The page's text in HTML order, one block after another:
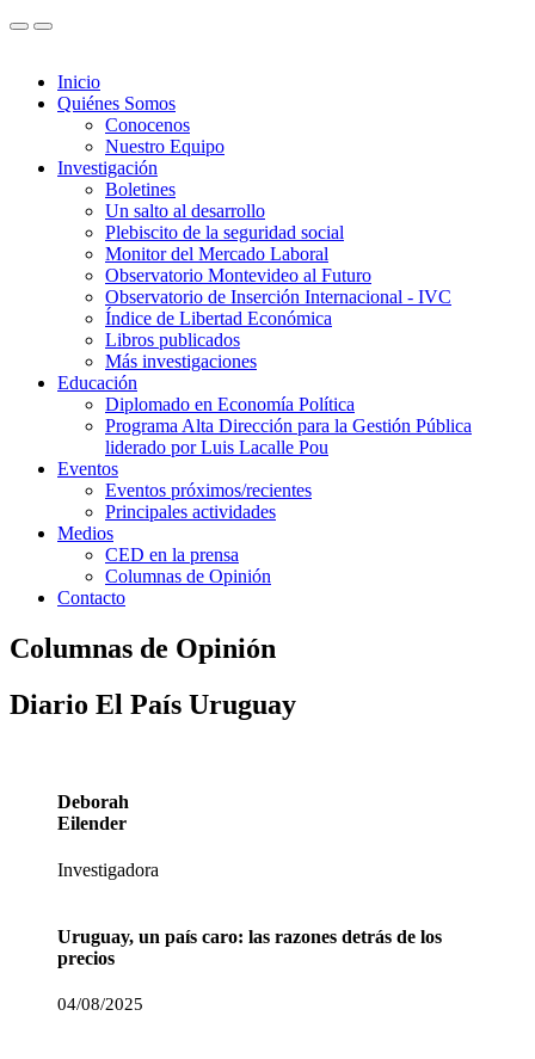
Inicio
Quiénes Somos
Conocenos
Nuestro Equipo
Investigación
Boletines
Un salto al desarrollo
Plebiscito de la seguridad social
Monitor del Mercado Laboral
Observatorio Montevideo al Futuro
Observatorio de Inserción Internacional - IVC
Índice de Libertad Económica
Libros publicados
Más investigaciones
Educación
Diplomado en Economía Política
Programa Alta Dirección para la Gestión Pública
liderado por Luis Lacalle Pou
Eventos
Eventos próximos/recientes
Principales actividades
Medios
CED en la prensa
Columnas de Opinión
Contacto
Columnas de Opinión
Diario El País Uruguay
Deborah
Eilender
Investigadora
Uruguay, un país caro: las razones detrás de los
precios
04/08/2025